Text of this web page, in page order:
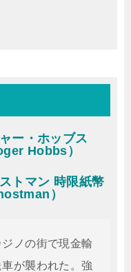
ー・ホッブス
Hobbs）
トマン 時限紙幣
）
ジノの街で現金輸
車が襲われた。強